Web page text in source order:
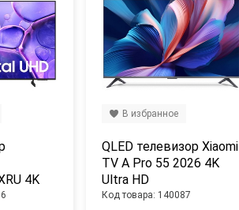
4K
QLED телевизор Xiaomi
TV A Pro 55 2026 4K
Ultra HD
Код товара: 140087
В избранное